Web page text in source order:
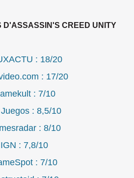
D'ASSASSIN'S CREED UNITY
: 18/20
: 17/20
: 7/10
: 8,5/10
: 8/10
IGN : 7,8/10
: 7/10